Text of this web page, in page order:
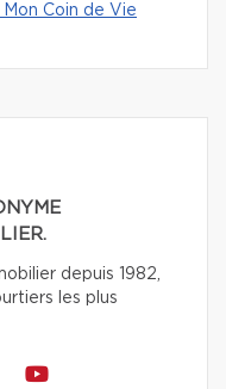
Coin de Vie
depuis 1982,
les plus